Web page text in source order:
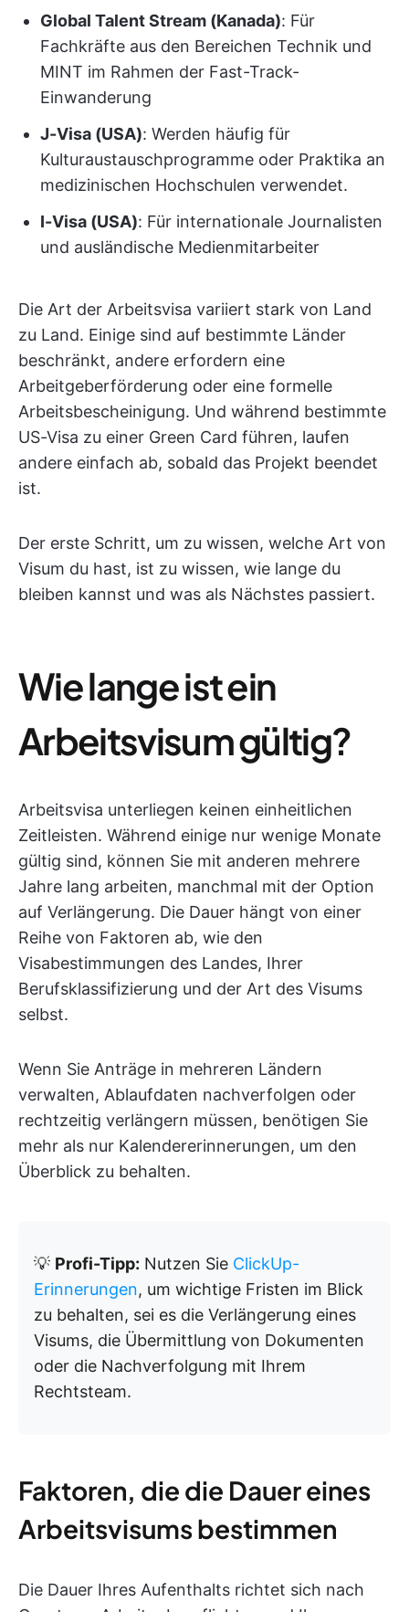
Global Talent Stream (Kanada): Für
Fachkräfte aus den Bereichen Technik und
MINT im Rahmen der Fast-Track-
Einwanderung
J-Visa (USA): Werden häufig für
Kulturaustauschprogramme oder Praktika an
medizinischen Hochschulen verwendet.
I-Visa (USA): Für internationale Journalisten
und ausländische Medienmitarbeiter
Die Art der Arbeitsvisa variiert stark von Land
zu Land. Einige sind auf bestimmte Länder
beschränkt, andere erfordern eine
Arbeitgeberförderung oder eine formelle
Arbeitsbescheinigung. Und während bestimmte
US-Visa zu einer Green Card führen, laufen
andere einfach ab, sobald das Projekt beendet
ist.
Der erste Schritt, um zu wissen, welche Art von
Visum du hast, ist zu wissen, wie lange du
bleiben kannst und was als Nächstes passiert.
Wie lange ist ein
Arbeitsvisum gültig?
Arbeitsvisa unterliegen keinen einheitlichen
Zeitleisten. Während einige nur wenige Monate
gültig sind, können Sie mit anderen mehrere
Jahre lang arbeiten, manchmal mit der Option
auf Verlängerung. Die Dauer hängt von einer
Reihe von Faktoren ab, wie den
Visabestimmungen des Landes, Ihrer
Berufsklassifizierung und der Art des Visums
selbst.
Wenn Sie Anträge in mehreren Ländern
verwalten, Ablaufdaten nachverfolgen oder
rechtzeitig verlängern müssen, benötigen Sie
mehr als nur Kalendererinnerungen, um den
Überblick zu behalten.
💡 Profi-Tipp: Nutzen Sie ClickUp-
Erinnerungen, um wichtige Fristen im Blick
zu behalten, sei es die Verlängerung eines
Visums, die Übermittlung von Dokumenten
oder die Nachverfolgung mit Ihrem
Rechtsteam.
Faktoren, die die Dauer eines
Arbeitsvisums bestimmen
Die Dauer Ihres Aufenthalts richtet sich nach